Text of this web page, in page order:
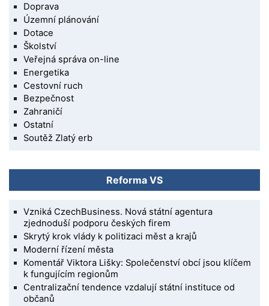
Doprava
Územní plánování
Dotace
Školství
Veřejná správa on-line
Energetika
Cestovní ruch
Bezpečnost
Zahraničí
Ostatní
Soutěž Zlatý erb
Reforma VS
Vzniká CzechBusiness. Nová státní agentura
zjednoduší podporu českých firem
Skrytý krok vlády k politizaci měst a krajů
Moderní řízení města
Komentář Viktora Lišky: Společenství obcí jsou klíčem
k fungujícím regionům
Centralizační tendence vzdalují státní instituce od
občanů